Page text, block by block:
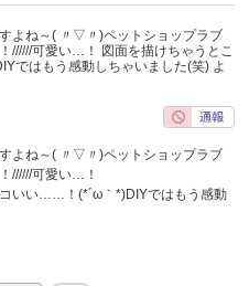
よね～( 〃▽〃)ペットショップラブ
//////可愛い…！ 図面を描けちゃうとこ
ではもう感動しちゃいました(笑) よ
よね～( 〃▽〃)ペットショップラブ
//////可愛い…！
いい……！(*´ω｀*)DIYではもう感動